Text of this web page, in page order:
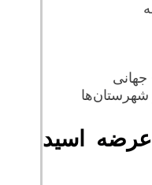
جهانی
شهرستان‌ها
اسید